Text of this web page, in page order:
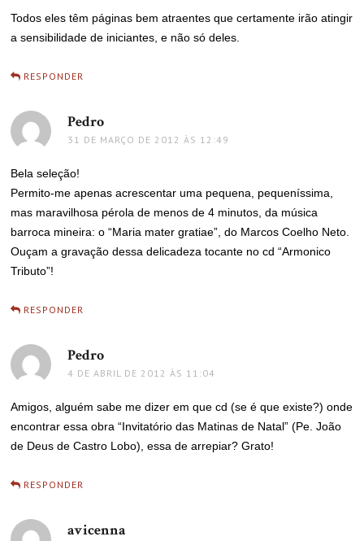
Todos eles têm páginas bem atraentes que certamente irão atingir
a sensibilidade de iniciantes, e não só deles.
RESPONDER
Pedro
31 DE MARÇO DE 2012 ÀS 12:49
Bela seleção!
Permito-me apenas acrescentar uma pequena, pequeníssima,
mas maravilhosa pérola de menos de 4 minutos, da música
barroca mineira: o “Maria mater gratiae”, do Marcos Coelho Neto.
Ouçam a gravação dessa delicadeza tocante no cd “Armonico
Tributo”!
RESPONDER
Pedro
4 DE ABRIL DE 2012 ÀS 11:04
Amigos, alguém sabe me dizer em que cd (se é que existe?) onde
encontrar essa obra “Invitatório das Matinas de Natal” (Pe. João
de Deus de Castro Lobo), essa de arrepiar? Grato!
RESPONDER
avicenna